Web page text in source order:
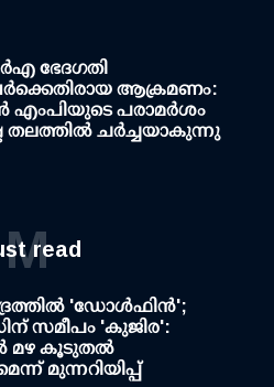
ഭേദഗതി
ആക്രമണം:
എംപിയുടെ പരാമർശം
തലത്തിൽ ചർച്ചയാകുന്നു
read
M
'ഡോള്‍ഫിന്‍';
സമീപം 'കുജിര':
മഴ കൂടുതല്‍
മുന്നറിയിപ്പ്